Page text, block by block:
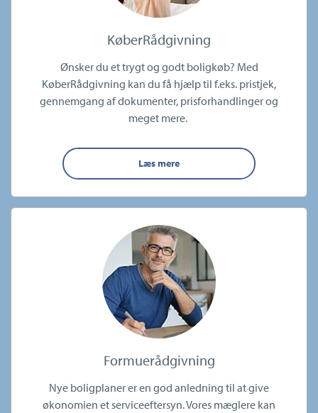
KøberRådgivning
Ønsker du et trygt og godt boligkøb? Med
KøberRådgivning kan du få hjælp til f.eks. pristjek,
gennemgang af dokumenter, prisforhandlinger og
meget mere.
Læs mere
Formuerådgivning
Nye boligplaner er en god anledning til at give
økonomien et serviceeftersyn. Vores mæglere kan